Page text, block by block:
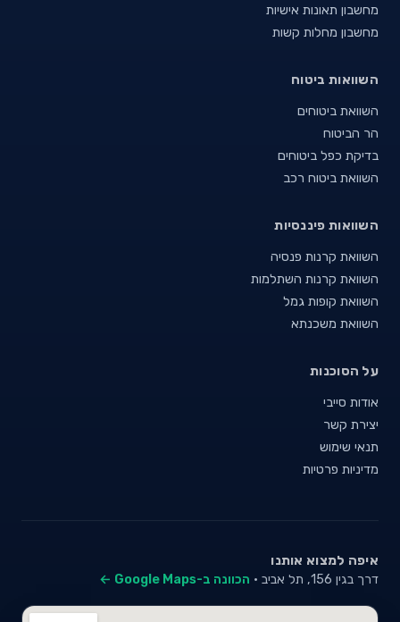
מחשבון תאונות אישיות
מחשבון מחלות קשות
השוואות ביטוח
השוואת ביטוחים
הר הביטוח
בדיקת כפל ביטוחים
השוואת ביטוח רכב
השוואות פיננסיות
השוואת קרנות פנסיה
השוואת קרנות השתלמות
השוואת קופות גמל
השוואת משכנתא
על הסוכנות
אודות סייבי
יצירת קשר
תנאי שימוש
מדיניות פרטיות
איפה למצוא אותנו
דרך בגין 156, תל אביב · הכוונה ב-Google Maps ←